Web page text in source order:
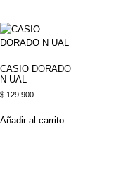
CASIO DORADO
N UAL
$ 129.900
Añadir al carrito